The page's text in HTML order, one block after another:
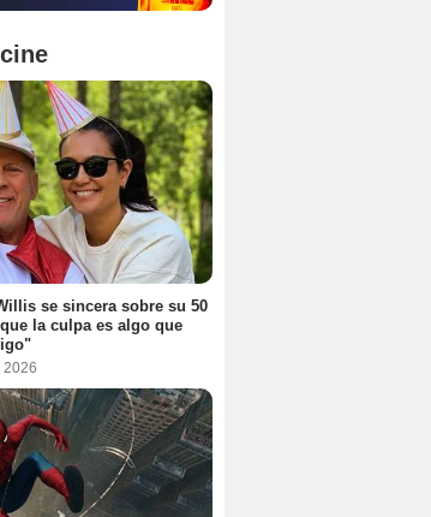
se sincera sobre su 50
la culpa es algo que
2026